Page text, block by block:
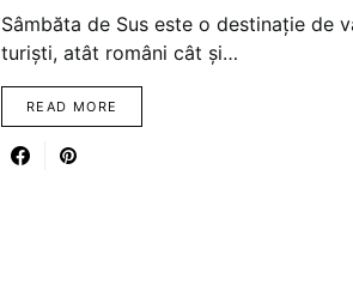
Sâmbăta de Sus este o destinație de
turiști, atât români cât și…
READ MORE